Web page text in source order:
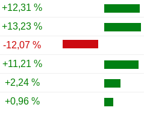
+12,31 %
+13,23 %
-12,07 %
+11,21 %
+2,24 %
+0,96 %